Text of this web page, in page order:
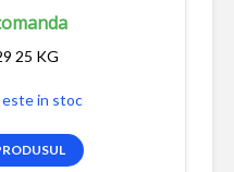
25 KG
in stoc